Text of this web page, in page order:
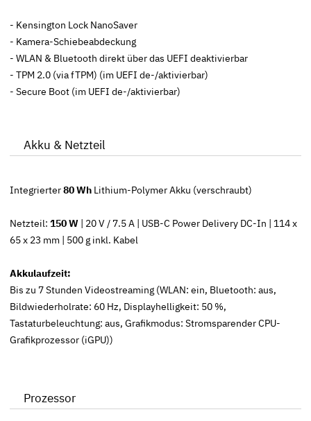
- Kensington Lock NanoSaver
- Kamera-Schiebeabdeckung
- WLAN & Bluetooth direkt über das UEFI deaktivierbar
- TPM 2.0 (via fTPM) (im UEFI de-/aktivierbar)
- Secure Boot (im UEFI de-/aktivierbar)
Akku & Netzteil
Integrierter80 Wh Lithium-Polymer Akku (verschraubt)
Netzteil:150 W | 20 V / 7.5 A | USB-C Power Delivery DC-In | 114 x
65 x 23 mm | 500 g inkl. Kabel
Akkulaufzeit:
Bis zu 7 Stunden Videostreaming (WLAN: ein, Bluetooth: aus,
Bildwiederholrate: 60 Hz, Displayhelligkeit: 50 %,
Tastaturbeleuchtung: aus, Grafikmodus: Stromsparender CPU-
Grafikprozessor (iGPU))
Prozessor